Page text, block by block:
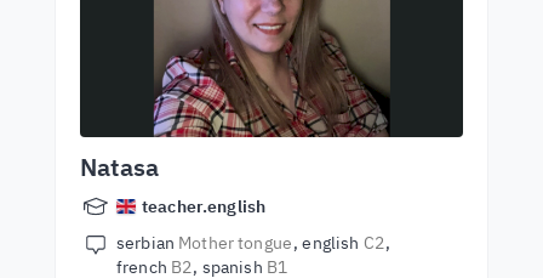
Natasa
teacher.english
serbian Mother tongue english C2
french B2 spanish B1